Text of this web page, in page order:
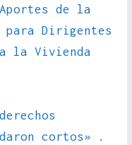
de la
para Dirigentes
la Vivienda
cortos» .